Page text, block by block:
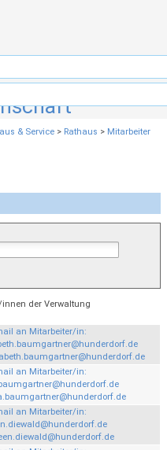
& Service > Rathaus > Mitarbeiter
der Verwaltung